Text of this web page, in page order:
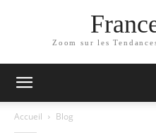
Zoom sur les
Accueil Blog